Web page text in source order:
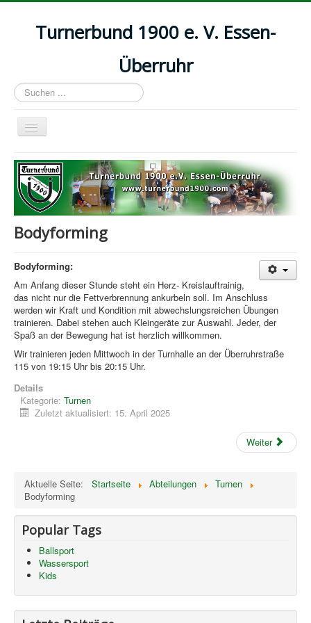
Turnerbund 1900 e. V. Essen-
Überruhr
Suchen
...
Navigation
an/aus
Startseite
Aktuelles
Abteilungen
Kurse
Download
Impressum
Datenschutzerklärung
Bodyforming
Bodyforming:
Am Anfang dieser Stunde steht ein Herz- Kreislauftrainig,
das nicht nur die Fettverbrennung ankurbeln soll. Im Anschluss
werden wir Kraft und Kondition mit abwechslungsreichen Übungen
trainieren. Dabei stehen auch Kleingeräte zur Auswahl. Jeder, der
Spaß an der Bewegung hat ist herzlich willkommen.
Wir trainieren jeden Mittwoch in der Turnhalle an der Überruhrstraße
115 von 19:15 Uhr bis 20:15 Uhr.
Details
Kategorie: Turnen
Zuletzt aktualisiert: 15. April 2025
Weiter
Aktuelle Seite: Startseite Abteilungen
Turnen
Bodyforming
Popular Tags
Ballsport
Wassersport
Kids